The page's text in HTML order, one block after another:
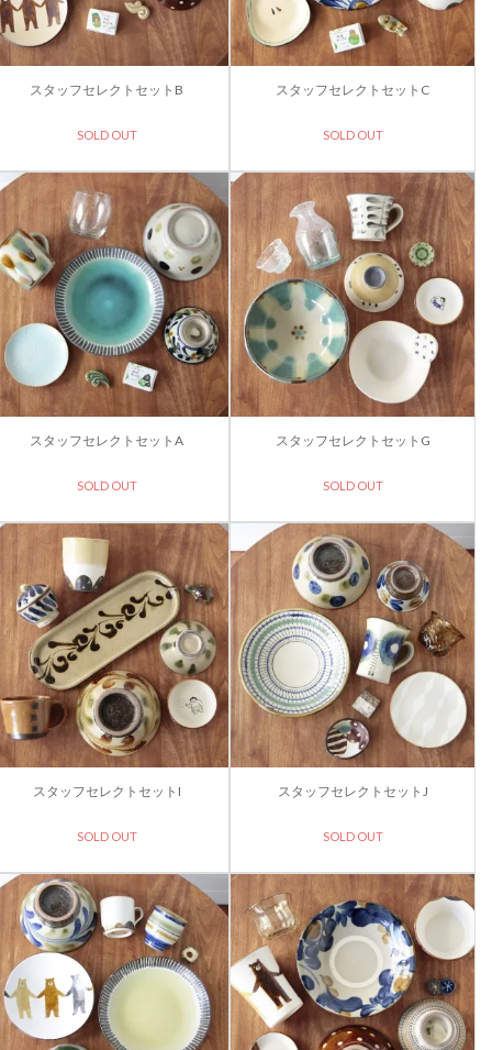
スタッフセレクトセットB
SOLD OUT
スタッフセレクトセットC
SOLD OUT
スタッフセレクトセットA
SOLD OUT
スタッフセレクトセットG
SOLD OUT
スタッフセレクトセットI
SOLD OUT
スタッフセレクトセットJ
SOLD OUT